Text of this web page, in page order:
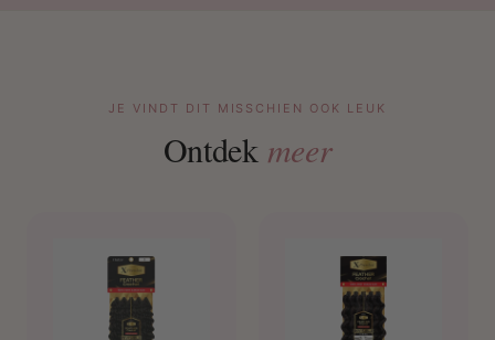
JE VINDT DIT MISSCHIEN OOK LEUK
Ontdek meer